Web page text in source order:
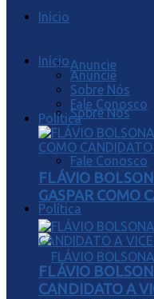
Início
Anuncie
Sobre Nós
Fale Conosco
Política
Início
Anuncie
Sobre Nós
Fale Conosco
Política
FLÁVIO
GASPAR COMO
FLÁVIO
CANDIDATO A